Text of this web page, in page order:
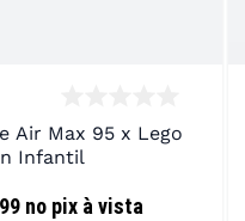
Air Max 95 x Lego
Infantil
no pix à vista